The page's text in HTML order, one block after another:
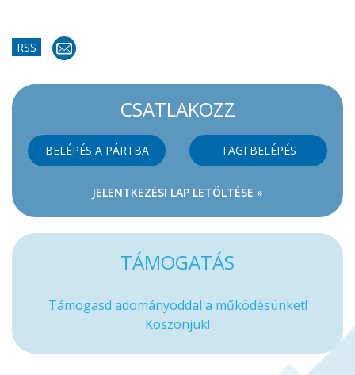
RSS
CSATLAKOZZ
BELÉPÉS A PÁRTBA TAGI BELÉPÉS
JELENTKEZÉSI LAP LETÖLTÉSE »
TÁMOGATÁS
Támogasd adományoddal a működésünket!
Köszönjük!